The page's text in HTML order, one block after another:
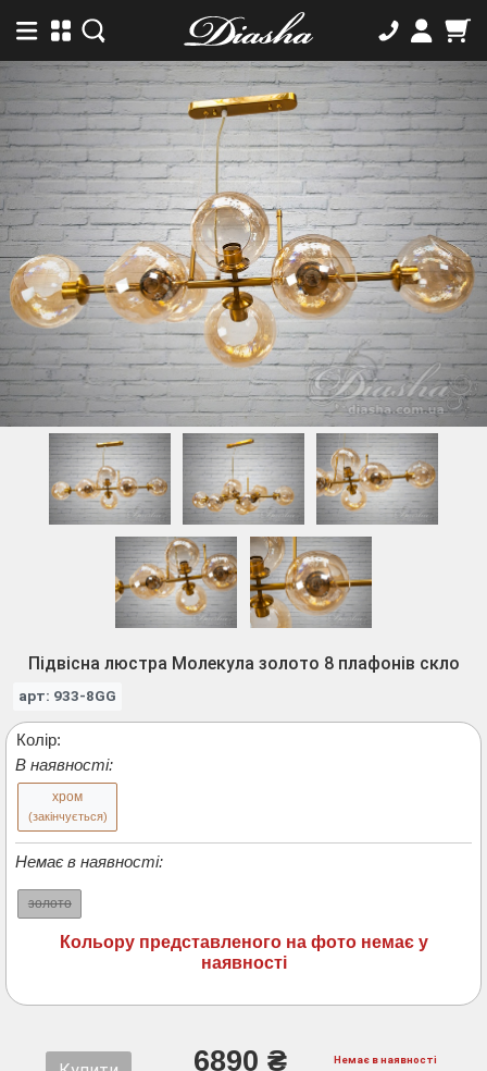
Підвісна люстра Молекула золото 8 плафонів скло
арт: 933-8GG
Колір:
В наявності:
хром
(закінчується)
Немає в наявності:
золото
Кольору представленого на фото немає у
наявності
6890 ₴ Немає в наявності